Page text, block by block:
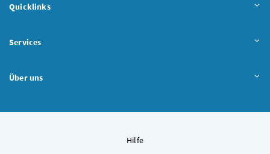
Quicklinks
Services
Über uns
Hilfe